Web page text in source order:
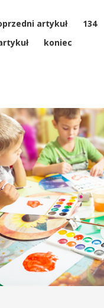
artykuł 134
koniec